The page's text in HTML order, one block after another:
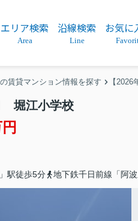
エリア検索
Area
沿線検索
Line
お気に
賃貸マンション情報を探す 【
堀江小学校
駅徒歩5分
地下鉄千日前線「阿